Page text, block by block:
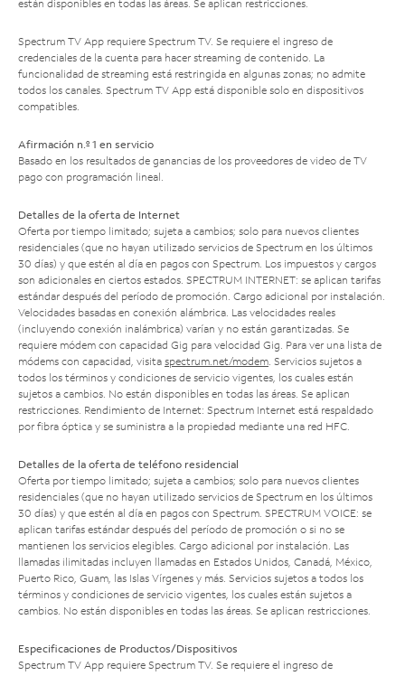
están disponibles en todas las áreas. Se aplican restricciones.
Spectrum TV App requiere Spectrum TV. Se requiere el ingreso de
credenciales de la cuenta para hacer streaming de contenido. La
funcionalidad de streaming está restringida en algunas zonas; no admite
todos los canales. Spectrum TV App está disponible solo en dispositivos
compatibles.
Afirmación n.º 1 en servicio
Basado en los resultados de ganancias de los proveedores de video de TV
pago con programación lineal.
Detalles de la oferta de Internet
Oferta por tiempo limitado; sujeta a cambios; solo para nuevos clientes
residenciales (que no hayan utilizado servicios de Spectrum en los últimos
30 días) y que estén al día en pagos con Spectrum. Los impuestos y cargos
son adicionales en ciertos estados. SPECTRUM INTERNET: se aplican tarifas
estándar después del período de promoción. Cargo adicional por instalación.
Velocidades basadas en conexión alámbrica. Las velocidades reales
(incluyendo conexión inalámbrica) varían y no están garantizadas. Se
requiere módem con capacidad Gig para velocidad Gig. Para ver una lista de
módems con capacidad, visita spectrum.net/modem. Servicios sujetos a
todos los términos y condiciones de servicio vigentes, los cuales están
sujetos a cambios. No están disponibles en todas las áreas. Se aplican
restricciones. Rendimiento de Internet: Spectrum Internet está respaldado
por fibra óptica y se suministra a la propiedad mediante una red HFC.
Detalles de la oferta de teléfono residencial
Oferta por tiempo limitado; sujeta a cambios; solo para nuevos clientes
residenciales (que no hayan utilizado servicios de Spectrum en los últimos
30 días) y que estén al día en pagos con Spectrum. SPECTRUM VOICE: se
aplican tarifas estándar después del período de promoción o si no se
mantienen los servicios elegibles. Cargo adicional por instalación. Las
llamadas ilimitadas incluyen llamadas en Estados Unidos, Canadá, México,
Puerto Rico, Guam, las Islas Vírgenes y más. Servicios sujetos a todos los
términos y condiciones de servicio vigentes, los cuales están sujetos a
cambios. No están disponibles en todas las áreas. Se aplican restricciones.
Especificaciones de Productos/Dispositivos
Spectrum TV App requiere Spectrum TV. Se requiere el ingreso de